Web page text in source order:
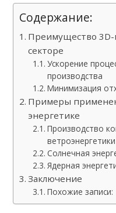
Содержание:
Преимущество 3D-
секторе
Ускорение
производства
Минимизация
Примеры
энергетике
Производство
ветроэнергетики
Солнечная
Ядерная
Заключение
Похожие записи: